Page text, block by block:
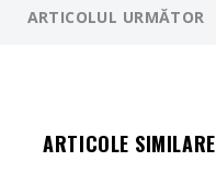
ARTICOLUL URMĂTOR
ARTICOLE SIMILARE